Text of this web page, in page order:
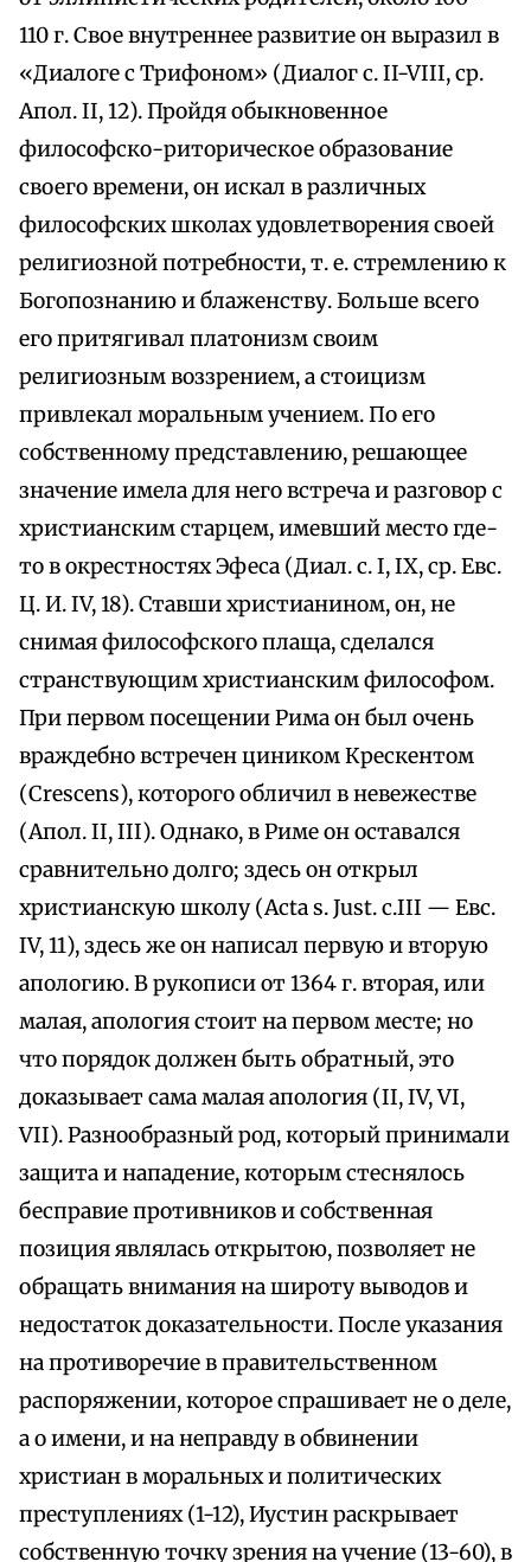
110 г. Свое внутреннее развитие он выразил в
«Диалоге с Трифоном» (Диалог с. II-VIII, ср.
Апол. II, 12). Пройдя обыкновенное
философско-риторическое образование
своего времени, он искал в различных
философских школах удовлетворения своей
религиозной потребности, т. е. стремлению к
Богопознанию и блаженству. Больше всего
его притягивал платонизм своим
религиозным воззрением, а стоицизм
привлекал моральным учением. По его
собственному представлению, решающее
значение имела для него встреча и разговор с
христианским старцем, имевший место где-
то в окрестностях Эфеса (Диал. с. I, IX, ср. Евс.
Ц. И. IV, 18). Ставши христианином, он, не
снимая философского плаща, сделался
странствующим христианским философом.
При первом посещении Рима он был очень
враждебно встречен циником Крескентом
(Crescens), которого обличил в невежестве
(Апол. II, III). Однако, в Риме он оставался
сравнительно долго; здесь он открыл
христианскую школу (Acta s. Just. c.III — Евс.
IV, 11), здесь же он написал первую и вторую
апологию. В рукописи от 1364 г. вторая, или
малая, апология стоит на первом месте; но
что порядок должен быть обратный, это
доказывает сама малая апология (II, IV, VI,
VII). Разнообразный род, который принимали
защита и нападение, которым стеснялось
бесправие противников и собственная
позиция являлась открытою, позволяет не
обращать внимания на широту выводов и
недостаток доказательности. После указания
на противоречие в правительственном
распоряжении, которое спрашивает не о деле,
а о имени, и на неправду в обвинении
христиан в моральных и политических
преступлениях (1-12), Иустин раскрывает
собственную точку зрения на учение (13-60), в